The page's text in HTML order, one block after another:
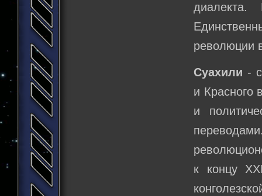
диалекта.
революции
Суахили -
и Красного
и
к концу